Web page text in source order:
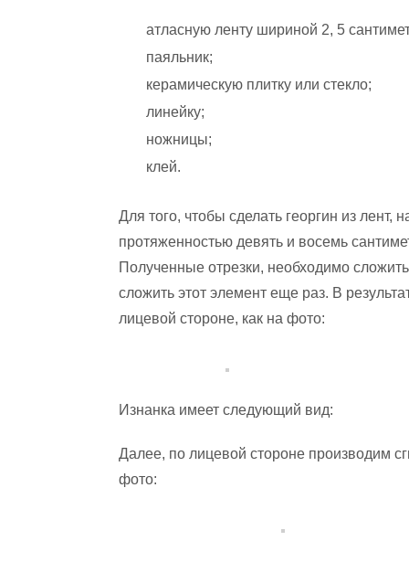
атласную ленту шириной 2, 5
паяльник;
керамическую плитку или стекло;
линейку;
ножницы;
клей.
Для того, чтобы сделать георгин из лент,
протяженностью девять и восемь
Полученные отрезки, необходимо
сложить этот элемент еще раз. В
лицевой стороне, как на фото:
Изнанка имеет следующий вид:
Далее, по лицевой стороне производим
фото: